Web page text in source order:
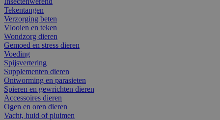
Tekentangen
Verzorging beten
Vlooien en teken
Wondzorg dieren
Gemoed en stress dieren
Voeding
Spijsvertering
Supplementen dieren
Ontworming en parasieten
Spieren en gewrichten dieren
Accessoires dieren
Ogen en oren dieren
Vacht, huid of pluimen